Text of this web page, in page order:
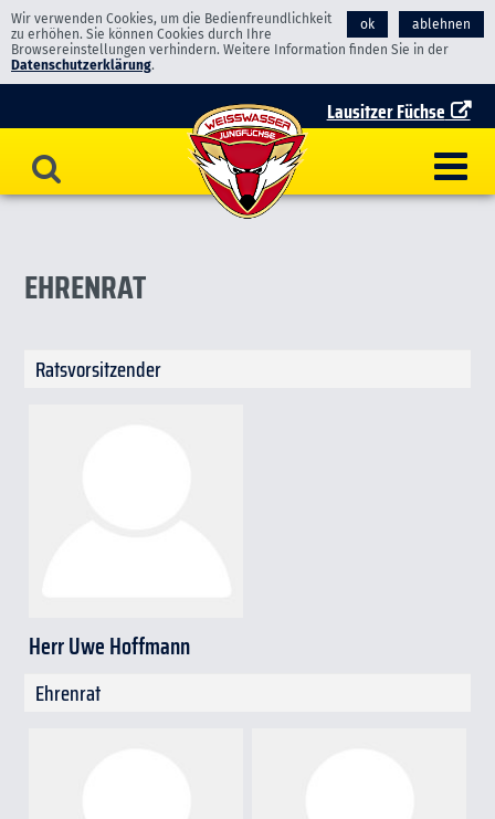
ok ablehnen
Wir verwenden Cookies, um die Bedienfreundlichkeit
zu erhöhen. Sie können Cookies durch Ihre
Browsereinstellungen verhindern. Weitere Information finden Sie in der
Datenschutzerklärung.
Lausitzer Füchse
EHRENRAT
Ratsvorsitzender
Herr Uwe Hoffmann
Ehrenrat